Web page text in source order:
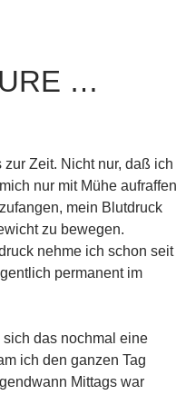
…
Zeit. Nicht nur, daß ich
nur mit Mühe aufraffen
mein Blutdruck
zu bewegen.
nehme ich schon seit
permanent im
das nochmal eine
ich den ganzen Tag
Mittags war